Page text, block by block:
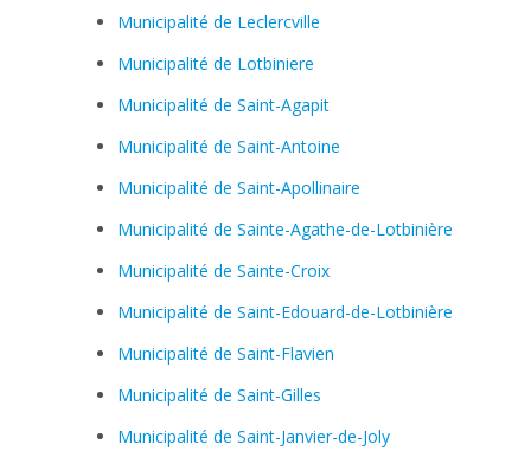
Municipalité de Leclercville
Municipalité de Lotbiniere
Municipalité de Saint-Agapit
Municipalité de Saint-Antoine
Municipalité de Saint-Apollinaire
Municipalité de Sainte-Agathe-de-Lotbinière
Municipalité de Sainte-Croix
Municipalité de Saint-Edouard-de-Lotbinière
Municipalité de Saint-Flavien
Municipalité de Saint-Gilles
Municipalité de Saint-Janvier-de-Joly